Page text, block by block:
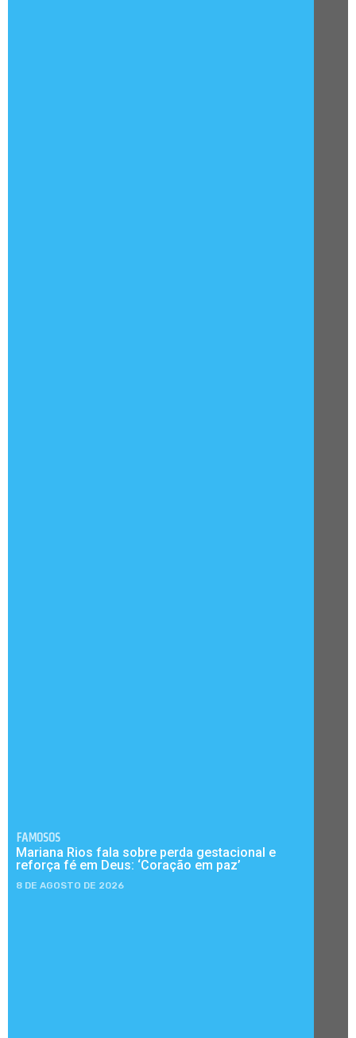
FAMOSOS
Mariana Rios fala sobre perda gestacional e
reforça fé em Deus: ‘Coração em paz’
8 DE AGOSTO DE 2026